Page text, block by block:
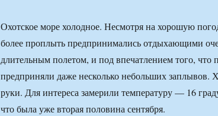
Охотское море холодное. Несмотря на хорошую
более проплыть предпринимались отдыхающими
длительным полетом, и под впечатлением того, что
предприняли даже несколько небольших заплывов.
руки. Для интереса замерили температуру — 16
что была уже вторая половина сентября.